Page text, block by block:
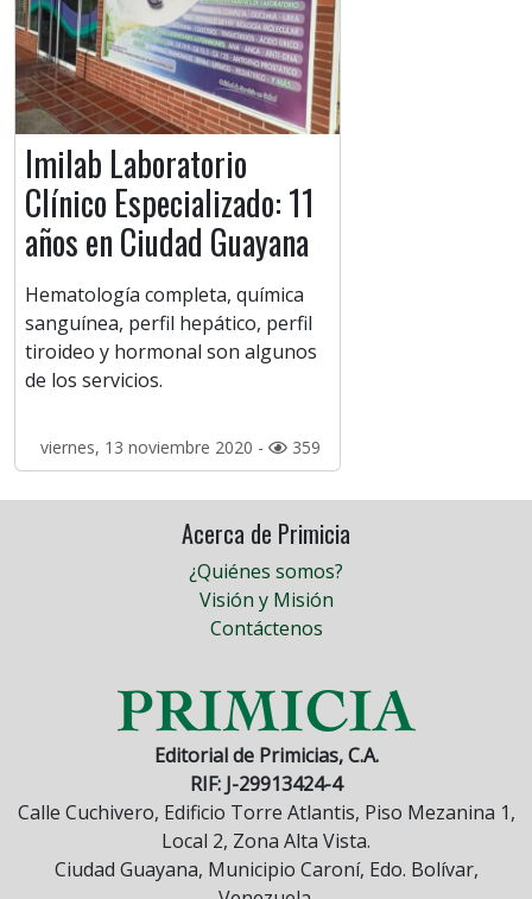
Imilab Laboratorio
Clínico Especializado: 11
años en Ciudad Guayana
Hematología completa, química
sanguínea, perfil hepático, perfil
tiroideo y hormonal son algunos
de los servicios.
viernes, 13 noviembre 2020 - 359
Acerca de Primicia
¿Quiénes somos?
Visión y Misión
Contáctenos
Editorial de Primicias, C.A.
RIF: J-29913424-4
Calle Cuchivero, Edificio Torre Atlantis, Piso Mezanina 1,
Local 2, Zona Alta Vista.
Ciudad Guayana, Municipio Caroní, Edo. Bolívar,